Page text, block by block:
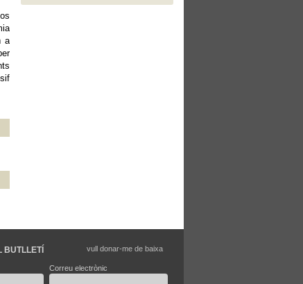
a
BUTLLETÍ
Correu electrònic
vull donar-me de baixa